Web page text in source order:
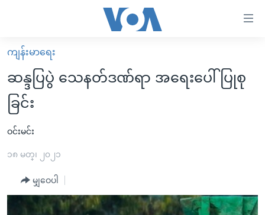
လွယ်ကူ
စေ
သည့်
Link
များ
ပင်မ
ကျော်
မူလစာမျက်နှာ
မြန်မာ
ကမ္ဘာ့သတင်းများ
နိုင်ငံတကာ
အစ္စရေး-ပါလက်စတိုင်း
ဗွီဒီယို
အင်္ဂလိပ်စာလေ့လာမယ်
အမေရိကန်သုံးအီဒီယံ
အပတ်စဉ်ကဏ္ဍများ
ကျန်းမာရေး
ဆန္ဒပြပွဲ သေနတ်ဒဏ်ရာ အရေးပေါ်ပြုစု
ခြင်း
ဝင်းမင်း
၁၈ မတ္၊ ၂၀၂၁
မျှဝေပါ